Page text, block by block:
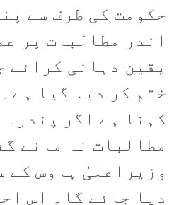
حکومت کی طرف سے
اندر مطالبات پر
یقین دہانی کرائے
ختم کر دیا گیا ہے۔
کہنا ہے اگر
مطالبات نہ مانے
وزیراعلیٰ ہاوس کے